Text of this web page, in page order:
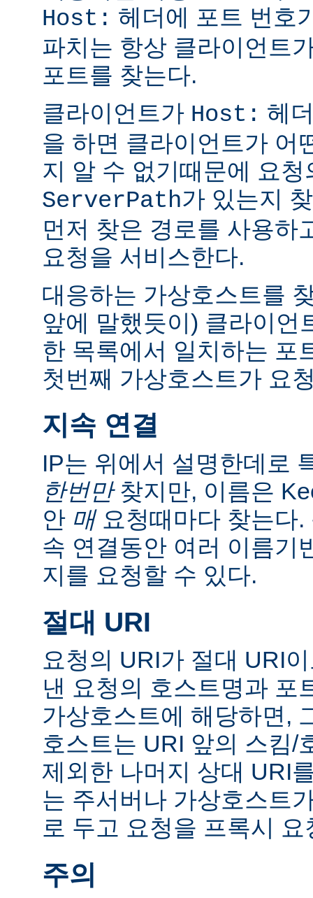
Host: 헤더에 포트 번호
파치는 항상 클라이언트
포트를 찾는다.
클라이언트가 Host: 헤
을 하면 클라이언트가 어
지 알 수 없기때문에 요
ServerPath가 있는지
먼저 찾은 경로를 사용하
요청을 서비스한다.
대응하는 가상호스트를
앞에 말했듯이) 클라이언
한 목록에서 일치하는 포
첫번째 가상호스트가 요
지속 연결
IP는 위에서 설명한데로
한번만찾지만, 이름은
안 매요청때마다 찾는다.
속 연결동안 여러 이름기
지를 요청할 수 있다.
절대 URI
요청의 URI가 절대 URI
낸 요청의 호스트명과 포
가상호스트에 해당하면,
호스트는 URI 앞의 스킴/
제외한 나머지 상대 URI
는 주서버나 가상호스트
로 두고 요청을 프록시
주의